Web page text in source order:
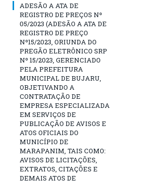
ADESÃO A ATA DE
REGISTRO DE PREÇOS Nº
05/2023 (ADESÃO A ATA DE
REGISTRO DE PREÇO
Nº15/2023, ORIUNDA DO
PREGÃO ELETRÔNICO SRP
Nº 15/2023, GERENCIADO
PELA PREFEITURA
MUNICIPAL DE BUJARU,
OBJETIVANDO A
CONTRATAÇÃO DE
EMPRESA ESPECIALIZADA
EM SERVIÇOS DE
PUBLICAÇÃO DE AVISOS E
ATOS OFICIAIS DO
MUNICÍPIO DE
MARAPANIM, TAIS COMO:
AVISOS DE LICITAÇÕES,
EXTRATOS, CITAÇÕES E
DEMAIS ATOS DE